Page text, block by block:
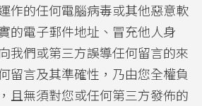
作的任何電腦病毒或其他惡意軟
的電子郵件地址、冒充他人身
我們或第三方誤導任何留言的來
留言及其準確性，乃由您全權負
且無須對您或任何第三方發佈的